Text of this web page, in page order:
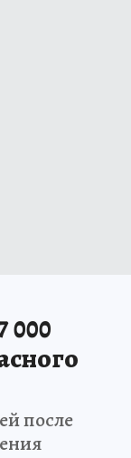
000
после